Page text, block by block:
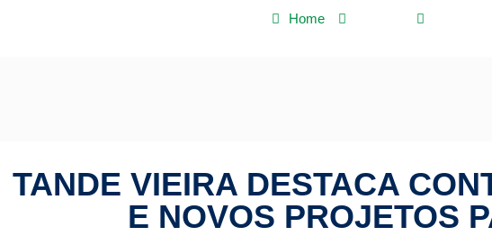
Home
TANDE VIEIRA DESTACA
E NOVOS PROJETOS